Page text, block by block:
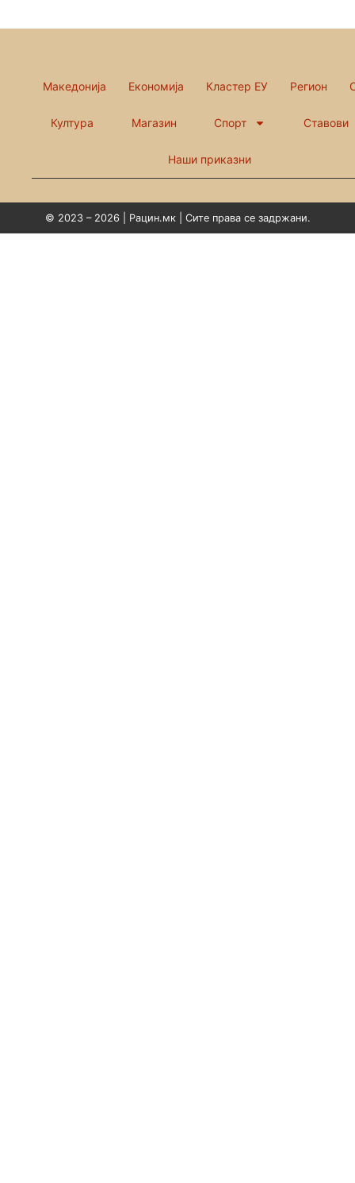
Македонија Економија Кластер ЕУ Регион
Култура Магазин Спорт Ставови
Наши приказни
© 2023 – 2026 | Рацин.мк | Сите права се задржани.